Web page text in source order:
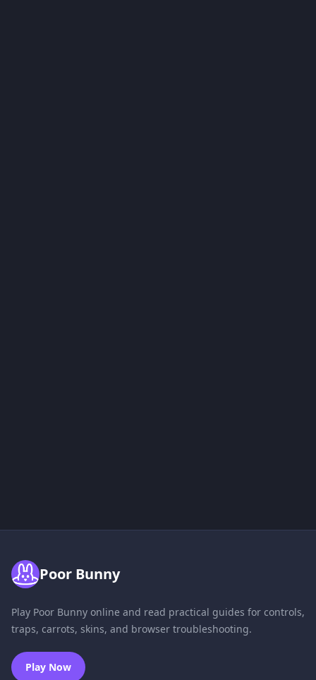
Poor Bunny
Play Poor Bunny online and read practical guides for controls,
traps, carrots, skins, and browser troubleshooting.
Play Now